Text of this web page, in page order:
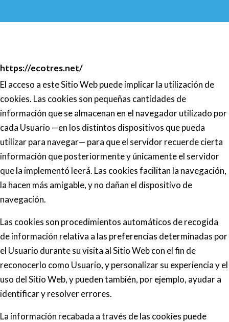
https://ecotres.net/
El acceso a este Sitio Web puede implicar la utilización de
cookies. Las cookies son pequeñas cantidades de
información que se almacenan en el navegador utilizado por
cada Usuario —en los distintos dispositivos que pueda
utilizar para navegar— para que el servidor recuerde cierta
información que posteriormente y únicamente el servidor
que la implementó leerá. Las cookies facilitan la navegación,
la hacen más amigable, y no dañan el dispositivo de
navegación.
Las cookies son procedimientos automáticos de recogida
de información relativa a las preferencias determinadas por
el Usuario durante su visita al Sitio Web con el fin de
reconocerlo como Usuario, y personalizar su experiencia y el
uso del Sitio Web, y pueden también, por ejemplo, ayudar a
identificar y resolver errores.
La información recabada a través de las cookies puede